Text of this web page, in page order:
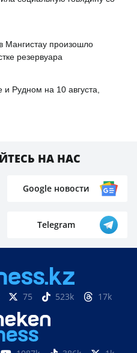
Мангистау произошло
резервуара
Рудном на 10 августа,
НА НАС
Google новости
Telegram
75 523k 17k